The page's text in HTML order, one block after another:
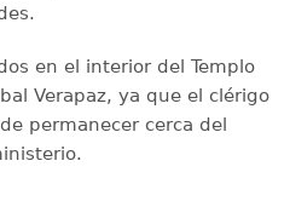
en el interior del Templo
Verapaz, ya que el clérigo
permanecer cerca del